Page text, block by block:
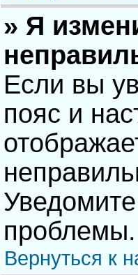
» Я
Если вы
пояс и
проблемы.
Вернуться к